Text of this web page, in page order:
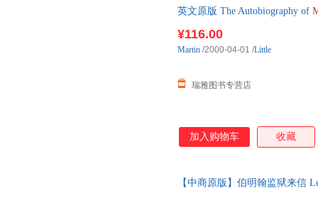
英文原版 The Autobiography of
¥116.00
瑞雅图书专营店
Martin /2000-04-01 /Little
加入购物车 收藏
【中商原版】伯明翰监狱来信